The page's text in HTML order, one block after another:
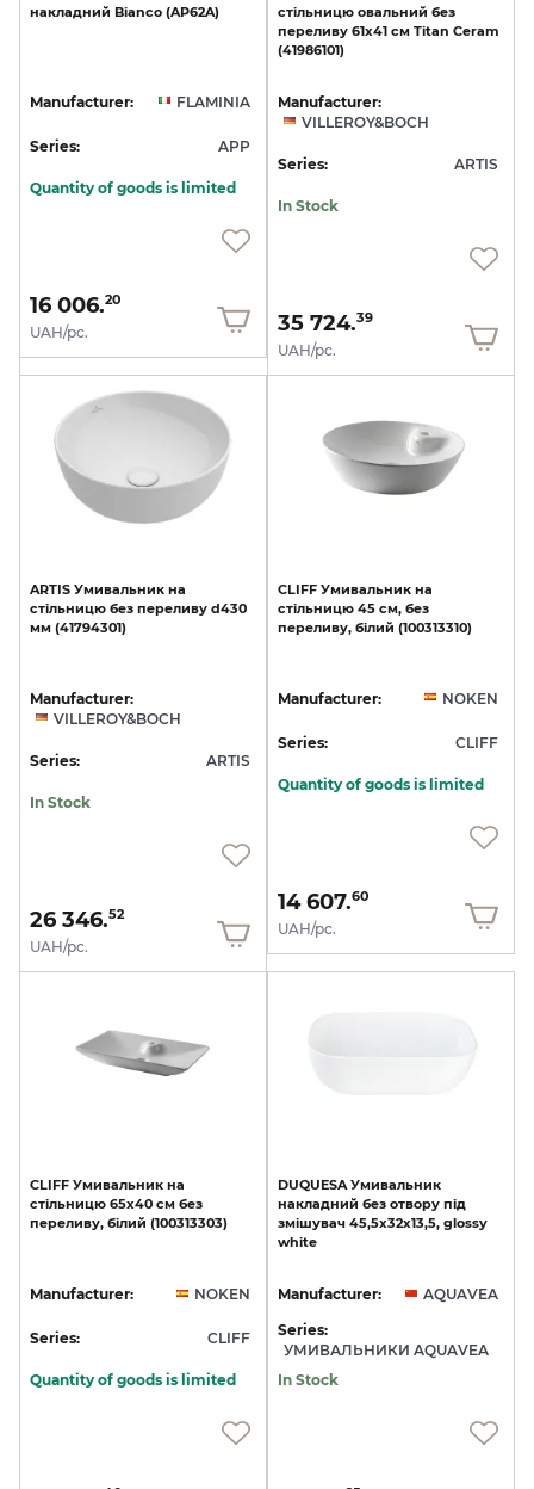
накладний Bianco (AP62A)
Manufacturer: FLAMINIA
Series: APP
Quantity of goods is limited
16 006.20
UAH/pc.
стільницю овальний без
переливу 61х41 см Titan Ceram
(41986101)
Manufacturer:
VILLEROY&BOCH
Series: ARTIS
In Stock
35 724.39
UAH/pc.
ARTIS Умивальник на
стільницю без переливу d430
мм (41794301)
Manufacturer:
VILLEROY&BOCH
Series: ARTIS
In Stock
26 346.52
UAH/pc.
CLIFF Умивальник на
стільницю 45 см, без
переливу, білий (100313310)
Manufacturer: NOKEN
Series: CLIFF
Quantity of goods is limited
14 607.60
UAH/pc.
CLIFF Умивальник на
стільницю 65x40 см без
переливу, білий (100313303)
Manufacturer: NOKEN
Series: CLIFF
Quantity of goods is limited
DUQUESA Умивальник
накладний без отвору під
змішувач 45,5x32x13,5, glossy
white
Manufacturer:
AQUAVEA
Series:
УМИВАЛЬНИКИ AQUAVEA
In Stock